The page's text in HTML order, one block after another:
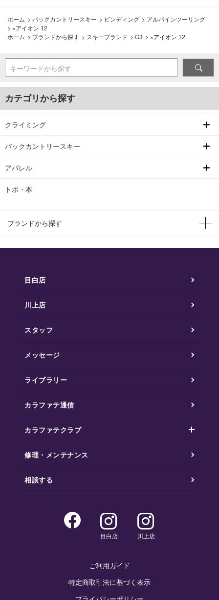
ホーム > バックカントリースキー > ビンディング > アルパインツーリング
> ×アイオン 12
ホーム > ブランドから探す > スキーブランド > G3 > ×アイオン 12
キーワードから探す
カテゴリから探す
クライミング
バックカントリースキー
アパレル
トポ・本
ブランドから探す
目白店
川上店
スタッフ
メッセージ
ライブラリー
カラファテ通信
カラファテクラブ
修理・メンテナンス
相談する
目白店 川上店
ご利用ガイド
特定商取引法に基づく表示